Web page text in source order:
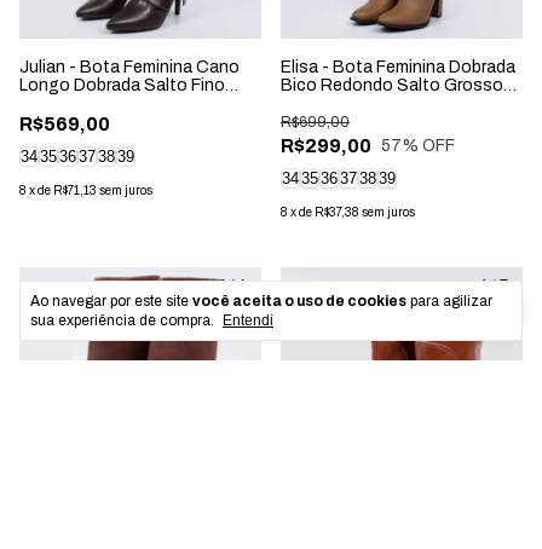
Ao navegar por este site você aceita o uso de cookies para agilizar
sua experiência de compra.
Entendi
Julian - Bota Feminina Cano
Longo Dobrada Salto Fino
R$569,00
343536373839
8 xde R$71,13 sem juros
Elisa - Bota Feminina Dobrada
Bico Redondo Salto Grosso
R$299,00
R$699,00
57% OFF
343536373839
8 xde R$37,38 sem juros
1/4 1/7